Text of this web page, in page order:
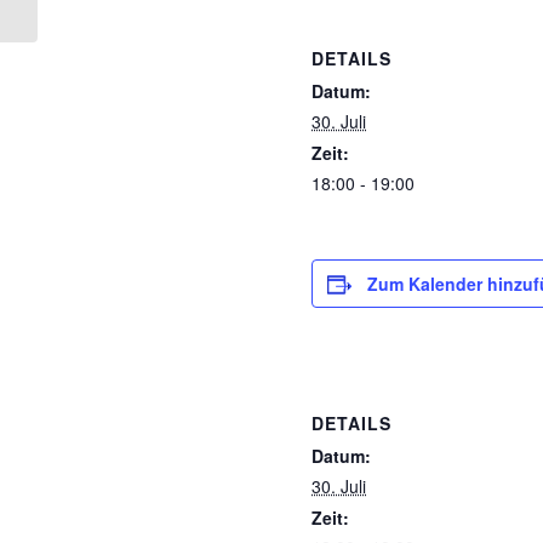
DETAILS
Datum:
30. Juli
Zeit:
18:00 - 19:00
Zum Kalender
DETAILS
Datum:
30. Juli
Zeit: